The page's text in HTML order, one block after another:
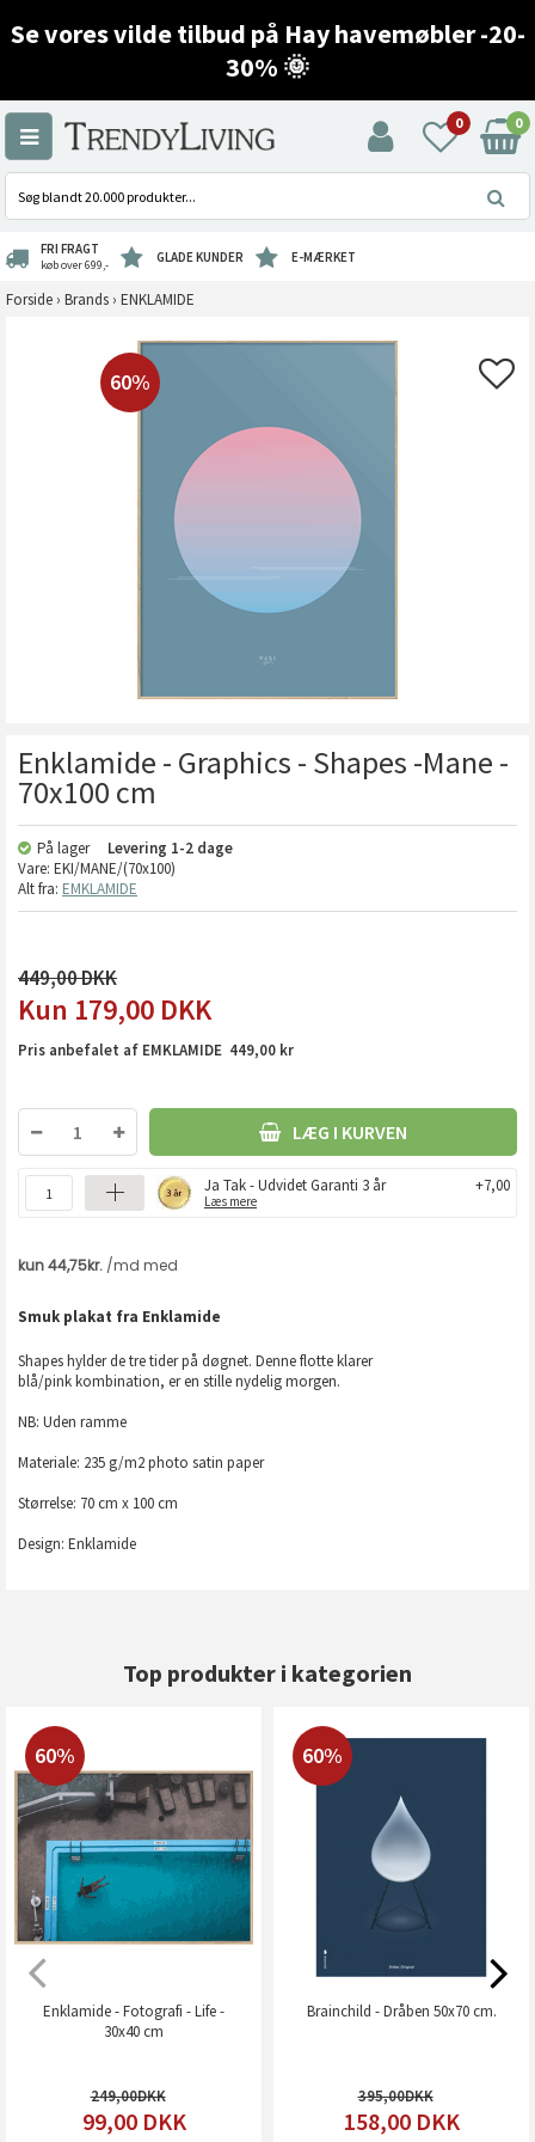
Se vores vilde tilbud på Hay havemøbler -20-
30% 🌞
0 0
FRI FRAGT
køb over 699,- GLADE KUNDER E-MÆRKET
Forside › Brands › ENKLAMIDE
60%
Enklamide - Graphics - Shapes -Mane -
70x100 cm
På lager Levering 1-2 dage
Vare: EKI/MANE/(70x100)
Alt fra: EMKLAMIDE
449,00
179,00 DKK
Pris anbefalet af EMKLAMIDE 449,00 kr
LÆG I KURVEN
Ja Tak - Udvidet Garanti 3 år
Læs mere
+7,00
Smuk plakat fra Enklamide
Shapes hylder de tre tider på døgnet. Denne flotte klarer
blå/pink kombination, er en stille nydelig morgen.
NB: Uden ramme
Materiale: 235 g/m2 photo satin paper
Størrelse: 70 cm x 100 cm
Design: Enklamide
Top produkter i kategorien
60%
Enklamide - Fotografi - Life -
30x40 cm
249,00
99,00 DKK
60%
Brainchild - Dråben 50x70 cm.
395,00
158,00 DKK